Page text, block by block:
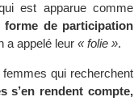
est apparue comme
forme de participation
a appelé leur « folie ».
qui recherchent
s’en rendent compte,